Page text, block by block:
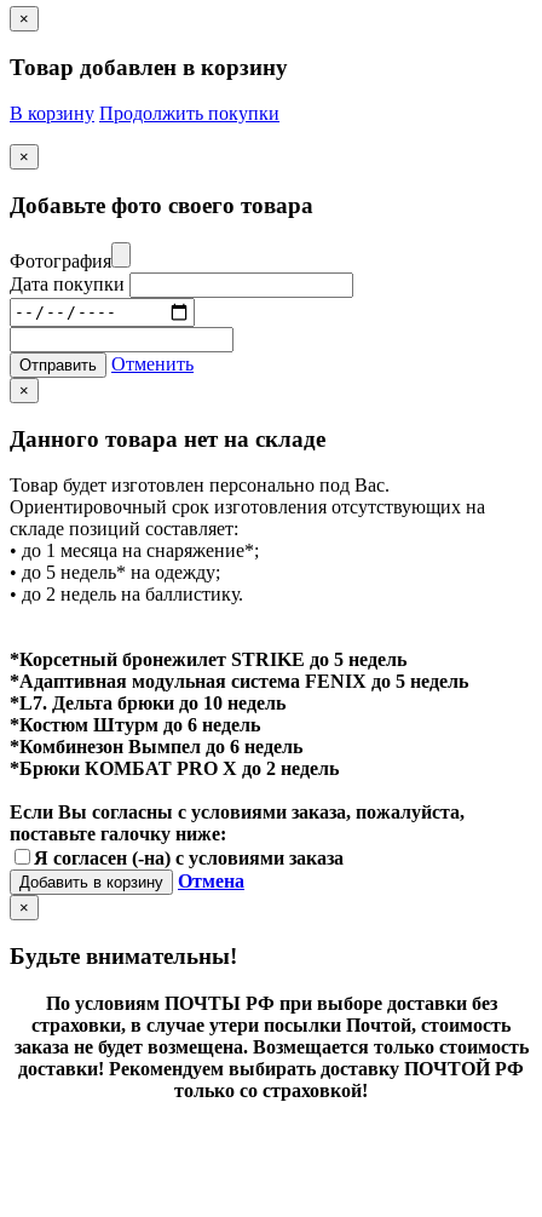
×
Товар добавлен в корзину
В корзину Продолжить покупки
×
Добавьте фото своего товара
Фотография
Дата покупки
Отправить Отменить
×
Данного товара нет на складе
Товар будет изготовлен персонально под Вас.
Ориентировочный срок изготовления отсутствующих на
складе позиций составляет:
• до 1 месяца на снаряжение*;
• до 5 недель* на одежду;
• до 2 недель на баллистику.
*Корсетный бронежилет STRIKE до 5 недель
*Адаптивная модульная система FENIX до 5 недель
*L7. Дельта брюки до 10 недель
*Костюм Штурм до 6 недель
*Комбинезон Вымпел до 6 недель
*Брюки КОМБАТ PRO X до 2 недель
Если Вы согласны с условиями заказа, пожалуйста,
поставьте галочку ниже:
Я согласен (-на) с условиями заказа
Добавить в корзину Отмена
×
Будьте внимательны!
По условиям ПОЧТЫ РФ при выборе доставки без
страховки, в случае утери посылки Почтой, стоимость
заказа не будет возмещена. Возмещается только стоимость
доставки! Рекомендуем выбирать доставку ПОЧТОЙ РФ
только со страховкой!